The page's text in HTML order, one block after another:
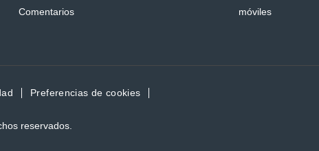
Comentarios
móviles
Preferencias de cookies
reservados.